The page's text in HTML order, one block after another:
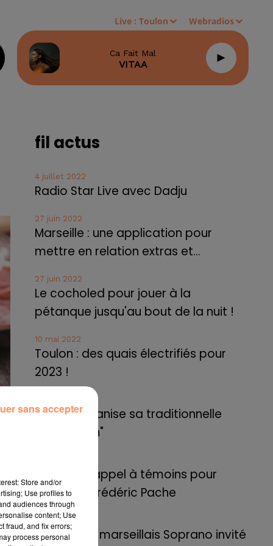
Live :Toulon Webradios
Ca Fait Mal
VITAA
fil actus
4 juillet 2022
Radio Star Live avec Dadju
27 juin 2022
Marseille : une application pour
mettre en relation extras et...
27 juin 2022
Le cocholed pour jouer à la
pétanque jusqu'au bout de la nuit !
10 mai 2022
Toulon : des quais électrifiés pour
2023 !
Cassis organise sa traditionnelle
"Fête du vin"
Marseille : appel à témoins pour
retrouver Frédéric Pache
8 mai 2022
Le rappeur marseillais Soprano invité
Store and/or
Use profiles to
audiences through
content; Use
fraud, and fix errors;
process personal
sans accepter